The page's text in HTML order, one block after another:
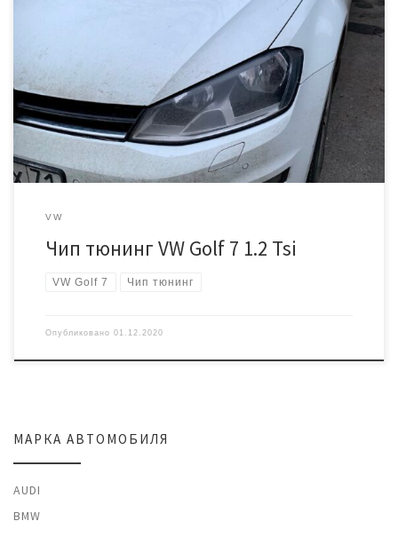
Фольксваген Гольф 7 2014 года выпуска с мотором 1,2
мощностью 86 лошадиных сил. буквенное обозначение
двигателя CJZB. Коробка передач механическая 5-ти
ступенчатая. Мотор идентичен CJZA мощностью 105 лошадиных
сил, только в нашем исполнении он задушен программно. Наша
задача раскрыть потенциал и снять заводские ограничения.
Делаем идентификацию и проверяем актуальность заводской
[…]
VW
Чип тюнинг VW Golf 7 1.2 Tsi
VW Golf 7 Чип тюнинг
Опубликовано 01.12.2020
МАРКА АВТОМОБИЛЯ
AUDI
BMW